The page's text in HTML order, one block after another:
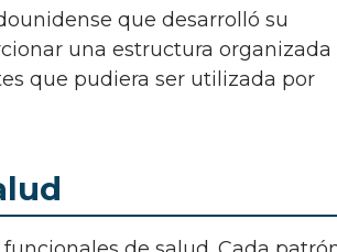
una estructura organizada
que pudiera ser utilizada por